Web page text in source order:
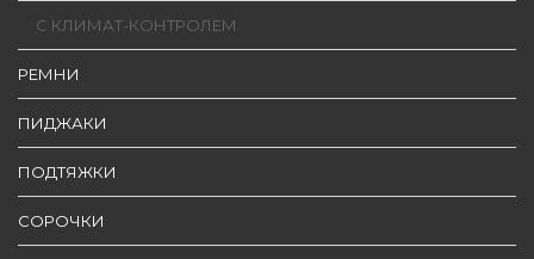
С КЛИМАТ-КОНТРОЛЕМ
РЕМНИ
ПИДЖАКИ
ПОДТЯЖКИ
СОРОЧКИ